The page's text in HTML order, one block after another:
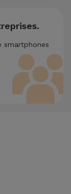
smartphones